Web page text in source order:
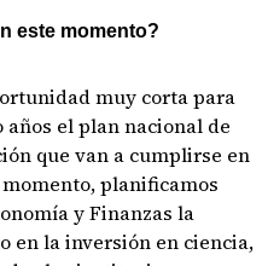
este momento?
muy corta para
el plan nacional de
que van a cumplirse en
planificamos
y Finanzas la
en la inversión en ciencia,